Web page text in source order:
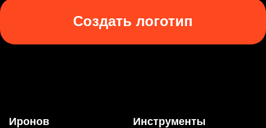
Создать логотип
Иронов Инструменты